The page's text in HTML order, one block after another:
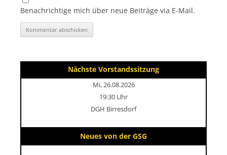
Benachrichtige mich über neue Beiträge via E-Mail.
Nächste Vorstandssitzung
Mi, 26.08.2026
19:30 Uhr
DGH Birresdorf
Neues von der GSG